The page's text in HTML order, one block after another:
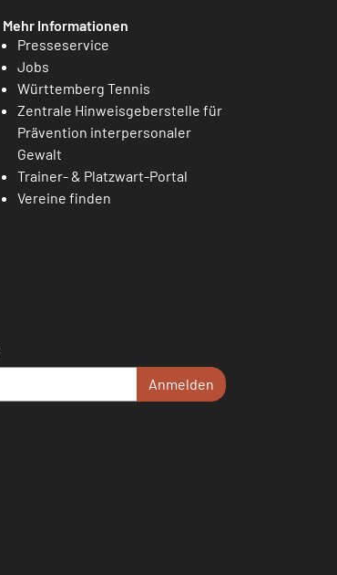
Mehr Informationen
Presseservice
Jobs
Württemberg Tennis
Zentrale Hinweisgeberstelle für
Prävention interpersonaler
Gewalt
Trainer- & Platzwart-Portal
Vereine finden
Anmelden